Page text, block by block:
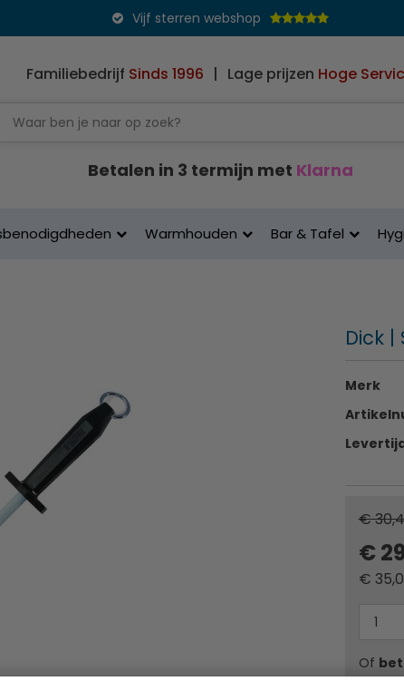
Vijf sterren webshop
Familiebedrijf Sinds 1996 | Lage prijzen Hoge
Betalen in 3 termijn met Klarna
Warmhouden Bar & Tafel
Dick
Merk
€
€
€
Of